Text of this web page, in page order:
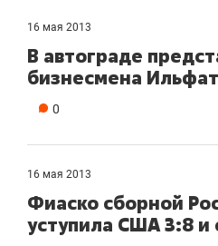
16 мая 2013
В автограде
бизнесмена
0
16 мая 2013
Фиаско сборной
уступила США 3:8